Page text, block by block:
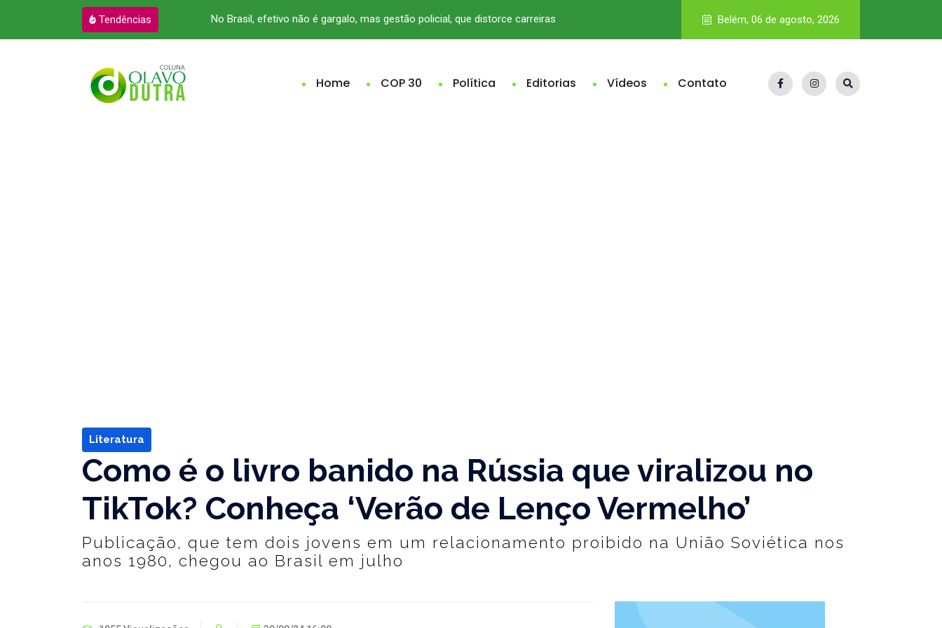
Tendências
e pressiona setor No Brasil, efetivo não é gargalo, mas gestão policial, que distorce carreiras CNJ quer ampliar transparência, mas regra deve poupar
Belém, 06 de agosto, 2026
Home COP 30 Política Editorias Vídeos Contato
Literatura
Como é o livro banido na Rússia que viralizou no
TikTok? Conheça ‘Verão de Lenço Vermelho’
Publicação, que tem dois jovens em um relacionamento proibido na União Soviética nos
anos 1980, chegou ao Brasil em julho